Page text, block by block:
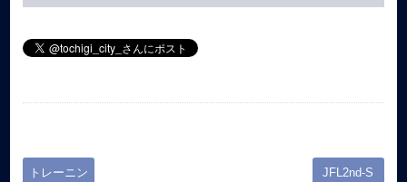
トレーニン
JFL2nd-S